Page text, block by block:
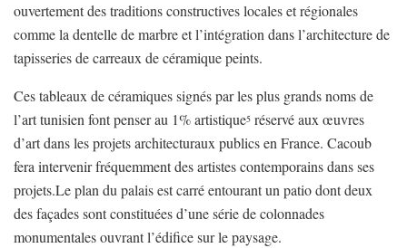
ouvertement des traditions constructives locales et régionales
comme la dentelle de marbre et l’intégration dans l’architecture de
tapisseries de carreaux de céramique peints.
Ces tableaux de céramiques signés par les plus grands noms de
l’art tunisien font penser au 1% artistique5 réservé aux œuvres
d’art dans les projets architecturaux publics en France. Cacoub
fera intervenir fréquemment des artistes contemporains dans ses
projets.Le plan du palais est carré entourant un patio dont deux
des façades sont constituées d’une série de colonnades
monumentales ouvrant l’édifice sur le paysage.